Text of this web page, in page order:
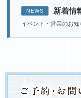
NEWS 新着情
イベント・営業のお知